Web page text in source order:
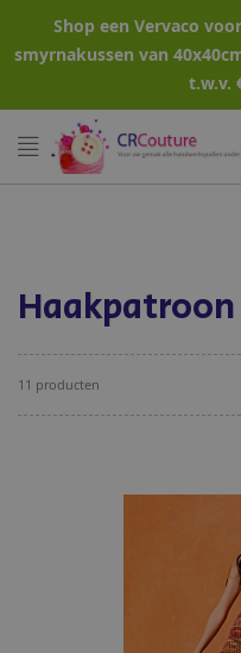
Shop een Vervaco
smyrnakussen van
t.w.v.
Haakpatroon
11 producten